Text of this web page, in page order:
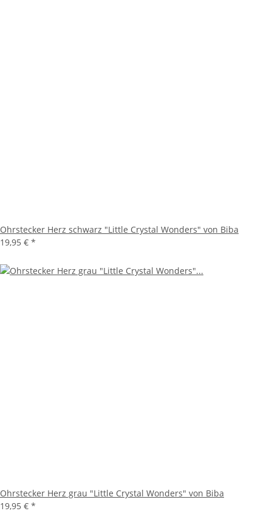
Ohrstecker Herz schwarz "Little Crystal Wonders" von Biba
19,95 € *
Ohrstecker Herz grau "Little Crystal Wonders" von Biba
19,95 € *